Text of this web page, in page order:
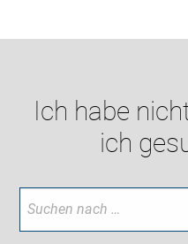
Ich habe
ich